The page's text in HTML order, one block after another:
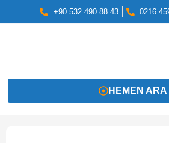
+90 532 490 88 43 0216
HEMEN ARA